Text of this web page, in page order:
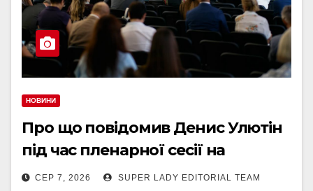
НОВИНИ
Про що повідомив Денис Улютін
під час пленарної сесії на
щорічній нараді послів України
СЕР 7, 2026 SUPER LADY EDITORIAL TEAM